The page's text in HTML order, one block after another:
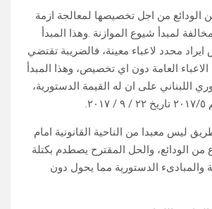
الودائع من اجل تخصيصها لمعالجة ازمة
لمبدأ شيوع الموازنة .وهذا المبدأ
محدد لاعباء معينة، فالضريبة تقتضي
العامة دون اي تخصيص، وهذا المبدأ
اللبناني على ان له القيمة الدستورية،
ليس معبدا من الناحية القانونية امام
الودائع، والحل المقترح يصطدم بكتلة
والمبادىء الدستورية مما يحول دون